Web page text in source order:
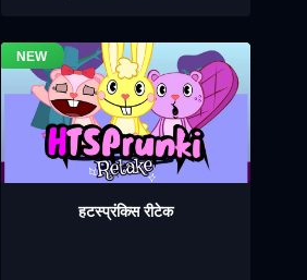
हटस्प्रंकिस रीटेक